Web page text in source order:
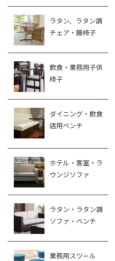
ラタン、ラタン調
チェア・籐椅子
飲食・業務用子供
椅子
ダイニング・飲食
店用ベンチ
ホテル・客室・ラ
ウンジソファ
ラタン・ラタン調
ソファ・ベンチ
業務用スツール